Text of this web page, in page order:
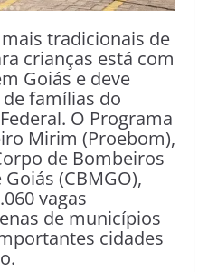
tradicionais de
crianças está com
Goiás e deve
famílias do
O Programa
Mirim (Proebom),
de Bombeiros
(CBMGO),
vagas
de municípios
cidades